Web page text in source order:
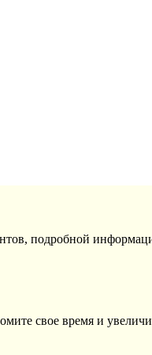
подробной
свое время и